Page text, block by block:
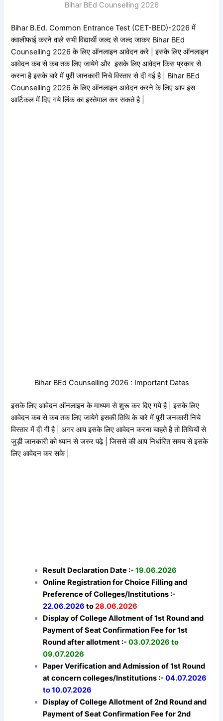
Bihar BEd Counselling 2026
Bihar B.Ed. Common Entrance Test (CET-BED)-2026 में
क्वालीफाई करने वाले सभी विद्यार्थी जल्द से जल्द जाकर Bihar BEd
Counselling 2026 के लिए ऑनलाइन आवेदन करे | इसके लिए ऑनलाइन
आवेदन कब से कब तक लिए जायेगे और इसके लिए आवेदन किस प्रकार से
करना है इसके बारे में पूरी जानकारी निचे विस्तार से दी गई है | Bihar BEd
Counselling 2026 के लिए ऑनलाइन आवेदन करने के लिए आप इस
आर्टिकल में दिए गये लिंक का इस्तेमाल कर सकते है |
Bihar BEd Counselling 2026 : Important Dates
इसके लिए आवेदन ऑनलाइन के माध्यम से शुरू कर दिए गये है | इसके लिए
आवेदन कब से कब तक लिए जायेगे इसकी तिथि के बारे में पूरी जनकारी निचे
विस्तार में दी गी है | अगर आप इसके लिए आवेदन करना चाहते है तो तिथियों से
जुड़ी जानकारी को ध्यान से जरुर पढ़े | जिससे की आप निर्धारित समय से इसके
लिए आवेदन कर सके |
Result Declaration Date :-19.06.2026
Online Registration for Choice Filling and
Preference of Colleges/Institutions :-
22.06.2026 to28.06.2026
Display of College Allotment of 1st Round and
Payment of Seat Confirmation Fee for 1st
Round after allotment :-03.07.2026 to
09.07.2026
Paper Verification and Admission of 1st Round
at concern colleges/Institutions :-04.07.2026
to 10.07.2026
Display of College Allotment of 2nd Round and
Payment of Seat Confirmation Fee for 2nd